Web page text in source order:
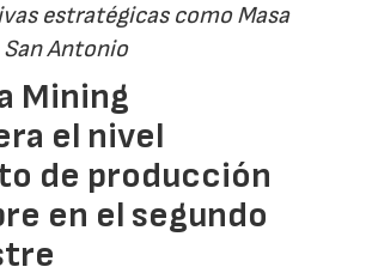
estratégicas como Masa
San Antonio
Mining
el nivel
de producción
en el segundo